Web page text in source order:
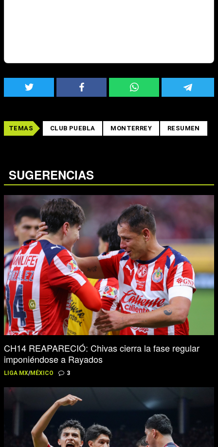
TEMAS CLUB PUEBLA MONTERREY RESUMEN
SUGERENCIAS
CH14 REAPARECIÓ: Chivas cierra la fase regular
imponiéndose a Rayados
LIGA MX/MÉXICO 3